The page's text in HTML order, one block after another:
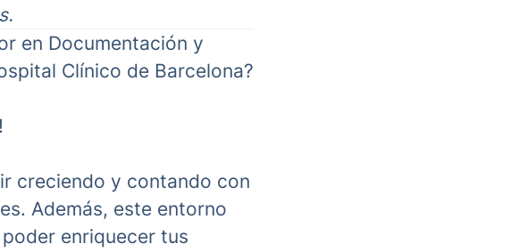
en Documentación y
Clínico de Barcelona?
creciendo y contando con
Además, este entorno
enriquecer tus